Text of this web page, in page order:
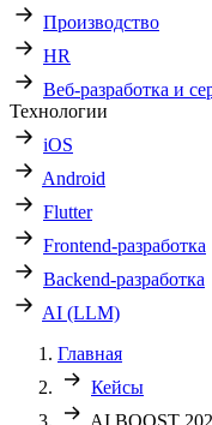
Производство
HR
Веб-разработка и
Технологии
iOS
Android
Flutter
Frontend-разработка
Backend-разработка
AI (LLM)
Главная
Кейсы
AI BOOST